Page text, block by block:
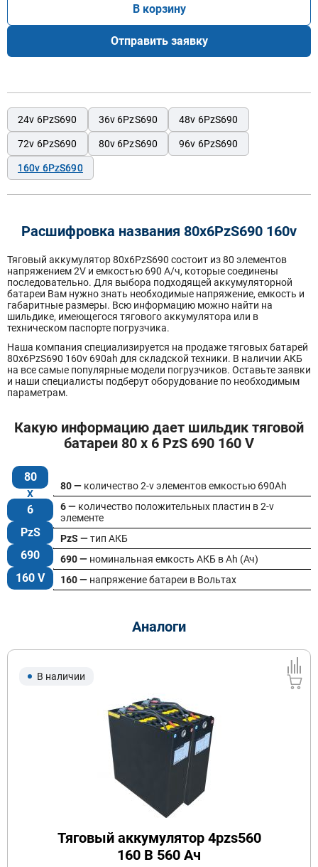
В корзину
Отправить заявку
24v 6PzS690 36v 6PzS690 48v 6PzS690
72v 6PzS690 80v 6PzS690 96v 6PzS690
160v 6PzS690
Расшифровка названия 80х6PzS690 160v
Тяговый аккумулятор 80x6PzS690 состоит из 80 элементов
напряжением 2V и емкостью 690 А/ч, которые соединены
последовательно. Для выбора подходящей аккумуляторной
батареи Вам нужно знать необходимые напряжение, емкость и
габаритные размеры. Всю информацию можно найти на
шильдике, имеющегося тягового аккумулятора или в
техническом паспорте погрузчика.
Наша компания специализируется на продаже тяговых батарей
80х6PzS690 160v 690ah для складской техники. В наличии АКБ
на все самые популярные модели погрузчиков. Оставьте заявки
и наши специалисты подберут оборудование по необходимым
параметрам.
Какую информацию дает шильдик тяговой
батареи 80 x 6 PzS 690 160 V
80
6
PzS
690
160 V
80 — количество 2-v элементов емкостью 690Ah
160 — напряжение батареи в Вольтах
6 — количество положительных пластин в 2-v
элементе
690 — номинальная емкость АКБ в Ah (Ач)
PzS —тип АКБ
Аналоги
В наличии
Тяговый аккумулятор 4pzs560
160 В 560 Ач